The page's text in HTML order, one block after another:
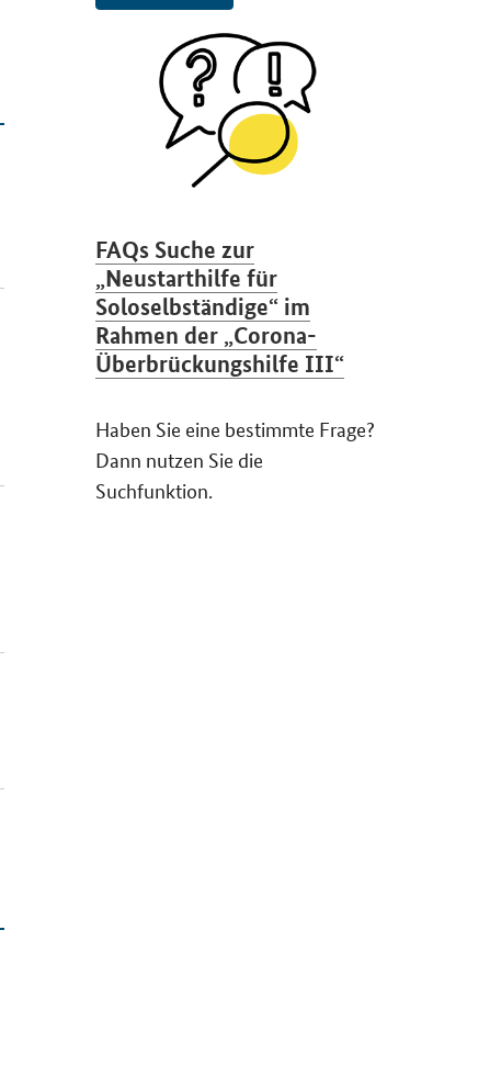
FAQs Suche zur
„Neustarthilfe für
Soloselbständige“ im
Rahmen der „Corona-
Überbrückungshilfe III“
Haben Sie eine bestimmte Frage?
Dann nutzen Sie die
Suchfunktion.